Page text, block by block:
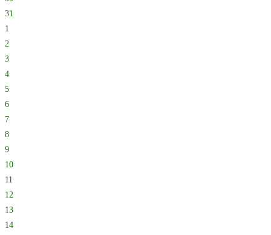
31
1
2
3
4
5
6
7
8
9
10
11
12
13
14